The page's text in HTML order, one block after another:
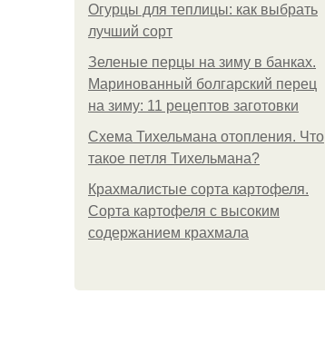
Огурцы для теплицы: как выбрать
лучший сорт
Зеленые перцы на зиму в банках.
Маринованный болгарский перец
на зиму: 11 рецептов заготовки
Схема Тихельмана отопления. Что
такое петля Тихельмана?
Крахмалистые сорта картофеля.
Сорта картофеля с высоким
содержанием крахмала